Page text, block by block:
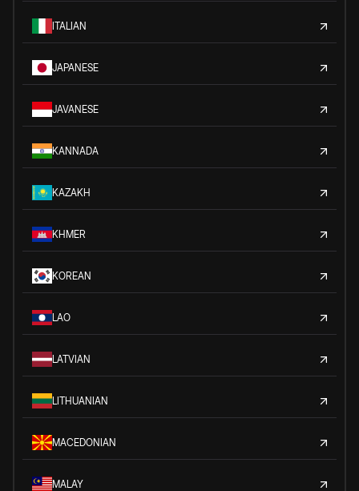
ITALIAN
JAPANESE
JAVANESE
KANNADA
KAZAKH
KHMER
KOREAN
LAO
LATVIAN
LITHUANIAN
MACEDONIAN
MALAY